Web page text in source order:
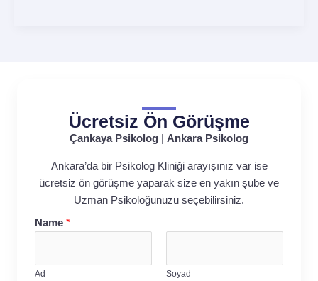
Ücretsiz Ön Görüşme
Çankaya Psikolog Ankara Psikolog
Ankara’da bir Psikolog Kliniği arayışınız var ise
ücretsiz ön görüşme yaparak size en yakın şube ve
Uzman Psikoloğunuzu seçebilirsiniz.
Name *
Ad Soyad